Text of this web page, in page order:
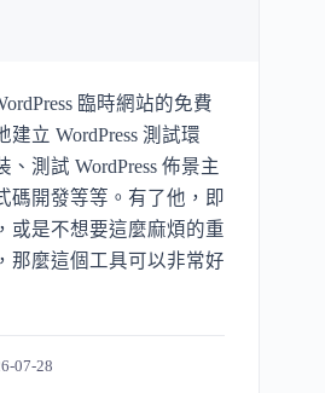
臨時網站的免費
立 WordPress 測試環
測試 WordPress 佈景主
碼開發等等。有了他，即
或是不想要這麼麻煩的重
那麼這個工具可以非常好
07-28